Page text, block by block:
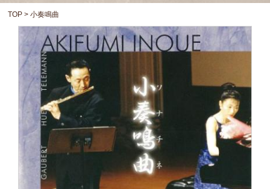
TOP > 小奏鳴曲